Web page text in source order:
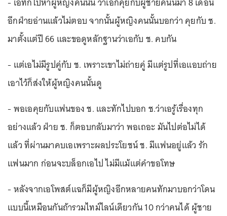
อีกฝ่ายอ่านแล้วไม่ตอบ จากนั้นผู้หญิงคนนั้นบอกว่า คุยกับ ช.
มาตั้งแต่ปี 66 และขอดูหลักฐานว่าเอกับ ช. คบกัน
- แต่เอไม่มีรูปคู่กับ ช. เพราะเขาไม่ถ่ายคู่ มีแต่รูปที่เอแอบถ่าย
เอาไว้ก็ส่งให้ผู้หญิงคนนั้นดู
- พอเอคุยกับแฟนของ ช. และทักไปบอก ช.ว่าเอรู้เรื่องทุก
อย่างแล้ว ฝ่าย ช. ก็ตอบกลับมาว่า พอเถอะ มันไปต่อไม่ได้
แล้ว ที่ผ่านมาคบเอเพราะผลประโยชน์ ช. มีแฟนอยู่แล้ว รัก
แฟนมาก ก่อนจะบล็อกเอไป ไม่มีแม้แต่คำขอโทษ
- หลังจากเอโพสต์แฉก็มีผู้หญิงอีกหลายคนทักมาบอกว่าโดน
แบบนี้เหมือนกันถ้ารวมไทม์ไลน์เดียวกัน 10 กว่าคนได้ ผู้ชาย